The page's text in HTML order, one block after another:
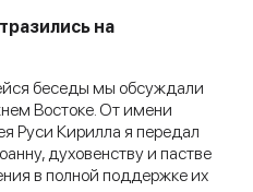
на
беседы мы обсуждали
Востоке. От имени
Руси Кирилла я передал
духовенству и пастве
в полной поддержке их